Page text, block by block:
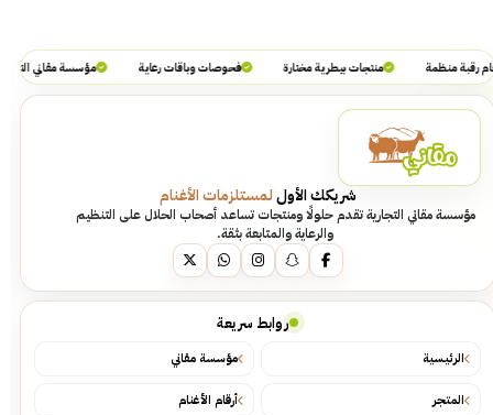
رقبة منظمة منتجات بيطرية مختارة فحوصات وباقات رعاية مؤسسة مقاني التجارية
شريكك الأوللمستلزمات الأغنام
مؤسسة مقاني التجارية تقدم حلولًا ومنتجات تساعد أصحاب الحلال على التنظيم
والرعاية والمتابعة بثقة.
روابط سريعة
الرئيسية مؤسسة مقاني
المتجر أرقام الأغنام